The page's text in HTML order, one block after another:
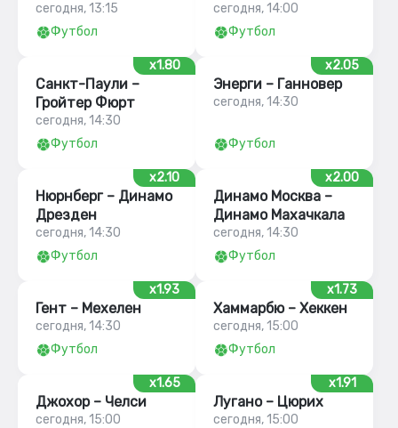
сегодня, 13:15
Футбол
сегодня, 14:00
Футбол
x1.80
Санкт-Паули –
Гройтер Фюрт
сегодня, 14:30
Футбол
x2.05
Энерги – Ганновер
сегодня, 14:30
Футбол
x2.10
Нюрнберг – Динамо
Дрезден
сегодня, 14:30
Футбол
x2.00
Динамо Москва –
Динамо Махачкала
сегодня, 14:30
Футбол
x1.93
Гент – Мехелен
сегодня, 14:30
Футбол
x1.73
Хаммарбю – Хеккен
сегодня, 15:00
Футбол
x1.65
Джохор – Челси
сегодня, 15:00
x1.91
Лугано – Цюрих
сегодня, 15:00